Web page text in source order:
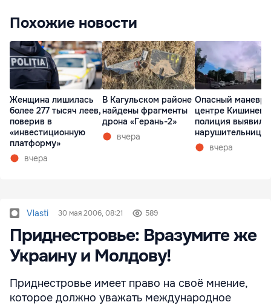
Похожие новости
Женщина лишилась
более 277 тысяч леев,
поверив в
«инвестиционную
платформу»
вчера
В Кагульском районе
найдены фрагменты
дрона «Герань-2»
вчера
Опасный маневр
центре Кишинева:
полиция выявила
нарушительницу
вчера
Vlasti 30 мая 2006, 08:21 589
Приднестровье: Вразумите же
Украину и Молдову!
Приднестровье имеет право на своё мнение,
которое должно уважать международное